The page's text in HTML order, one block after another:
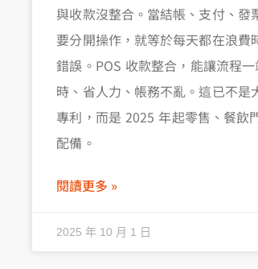
與收款沒整合。當結帳、支付、發
要分開操作，就等於每天都在浪費
錯誤。POS 收款整合，能讓流程
時、省人力、帳務不亂。這已不是
專利，而是 2025 年起零售、餐飲
配備。
閱讀更多 »
2025 年 10 月 1 日